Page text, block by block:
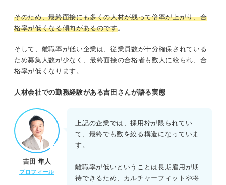
そのため、最終面接にも多くの人材が残って倍率が上がり、合
格率が低くなる傾向があるのです。
そして、離職率が低い企業は、従業員数が十分確保されている
ため募集人数が少なく、最終面接の合格者も数人に絞られ、合
格率が低くなります。
人材会社での勤務経験がある吉田さんが語る実態
吉田 隼人
プロフィール
上記の企業では、採用枠が限られてい
て、最終でも数を絞る構造になっていま
す。
離職率が低いということは長期雇用が期
待できるため、カルチャーフィットや将